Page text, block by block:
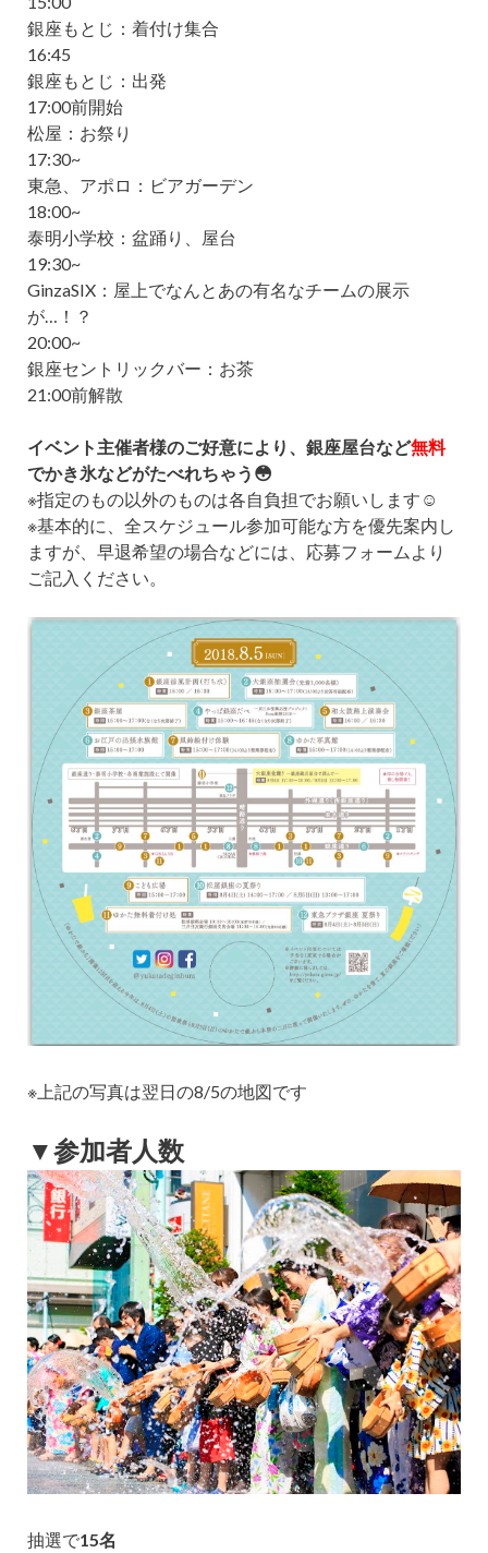
銀座もとじ：着付け集合
16:45
銀座もとじ：出発
17:00前開始
松屋：お祭り
17:30~
東急、アポロ：ビアガーデン
18:00~
泰明小学校：盆踊り、屋台
19:30~
GinzaSIX：屋上でなんとあの有名なチームの展示
が…！？
20:00~
銀座セントリックバー：お茶
21:00前解散
イベント主催者様のご好意により、銀座屋台など無料
でかき氷などがたべれちゃう😳
※指定のもの以外のものは各自負担でお願いします☺
※基本的に、全スケジュール参加可能な方を優先案内し
ますが、早退希望の場合などには、応募フォームより
ご記入ください。
※上記の写真は翌日の8/5の地図です
▼参加者人数
抽選で15名